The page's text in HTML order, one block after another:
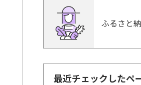
ふるさと
最近チェックしたペ